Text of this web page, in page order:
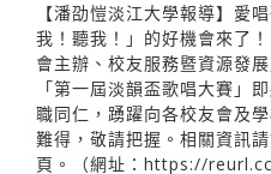
【潘劭愷淡江大學報導】愛
我！聽我！」的好機會來了
會主辦、校友服務暨資源發
「第一屆淡韻盃歌唱大賽」
職同仁，踴躍向各校友會及
難得，敬請把握。相關資訊
頁。（網址：https://